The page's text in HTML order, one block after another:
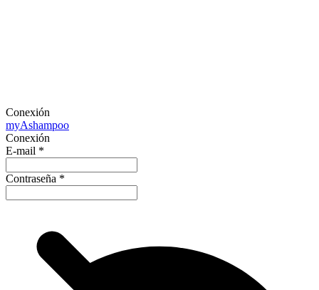
Conexión
myAshampoo
Conexión
E-mail *
Contraseña *